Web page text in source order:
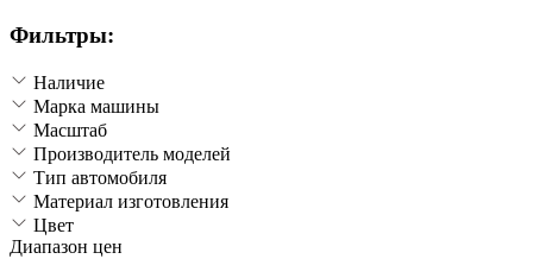
Фильтры:
Наличие
Марка машины
Масштаб
Производитель моделей
Тип автомобиля
Материал изготовления
Цвет
Диапазон цен